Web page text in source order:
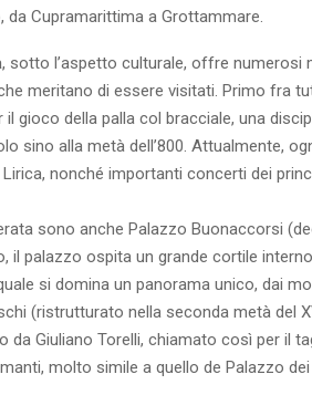
da Cupramarittima a Grottammare.
, sotto l’aspetto culturale, offre numerosi
meritano di essere visitati. Primo fra
gioco della palla col bracciale, una
sino alla metà dell’800. Attualmente,
nonché importanti concerti dei
sono anche Palazzo Buonaccorsi
il palazzo ospita un grande cortile
si domina un panorama unico, dai
(ristrutturato nella seconda metà del
da Giuliano Torelli, chiamato così per il
molto simile a quello de Palazzo dei